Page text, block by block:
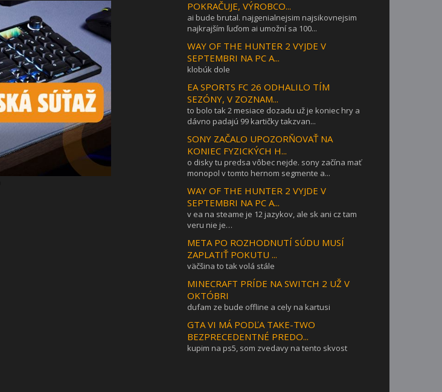
POKRAČUJE, VÝROBCO...
ai bude brutal. najgenialnejsim najsikovnejsim
najkrajším ľuďom ai umožní sa 100...
WAY OF THE HUNTER 2 VYJDE V
SEPTEMBRI NA PC A...
klobúk dole
EA SPORTS FC 26 ODHALILO TÍM
SEZÓNY, V ZOZNAM...
to bolo tak 2 mesiace dozadu už je koniec hry a
dávno padajú 99 kartičky takzvan...
SONY ZAČALO UPOZORŇOVAŤ NA
KONIEC FYZICKÝCH H...
o disky tu predsa vôbec nejde. sony začína mať
monopol v tomto hernom segmente a...
WAY OF THE HUNTER 2 VYJDE V
SEPTEMBRI NA PC A...
v ea na steame je 12 jazykov, ale sk ani cz tam
veru nie je…
META PO ROZHODNUTÍ SÚDU MUSÍ
ZAPLATIŤ POKUTU ...
väčšina to tak volá stále
MINECRAFT PRÍDE NA SWITCH 2 UŽ V
OKTÓBRI
dufam ze bude offline a cely na kartusi
GTA VI MÁ PODĽA TAKE-TWO
BEZPRECEDENTNÉ PREDO...
kupim na ps5, som zvedavy na tento skvost